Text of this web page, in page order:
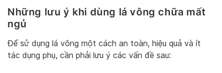
Những lưu ý khi dùng lá vông chữa mất
ngủ
Để sử dụng lá vông một cách an toàn, hiệu quả và ít
tác dụng phụ, cần phải lưu ý các vấn đề sau: